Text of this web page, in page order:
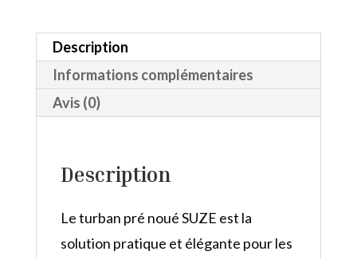
poule
Bleu
Description
Informations complémentaires
Avis (0)
Description
Le turban pré noué SUZE est la
solution pratique et élégante pour les